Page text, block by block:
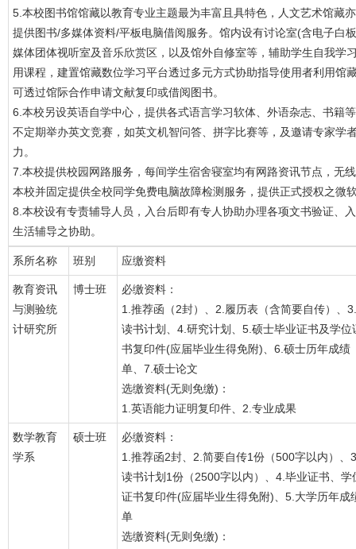
5.本校图书馆馆藏以教育专业主题最为丰富且具特色，人文艺术馆藏
提供图书/多媒体资料/平板电脑借阅服务。馆内设有讨论室(含电子白
媒体团体视听室及音乐欣赏区，以及馆外自修室等，辅助学生自我学
用课程，建置馆藏数位学习平台透过多元方式协助指导使用者利用馆
可透过馆际合作申请文献复印或借阅图书。
6.本校另设英语自学中心，提供各式语言学习软体、外语杂志、书籍
不定期举办英文竞赛，如英文机智问答、拼字比赛等，及邀请专家学
力。
7.本校提供校园网路服务，每间学生宿舍寝室均有网路资讯节点，无
本校并固定提供全校同学免费电脑故障检测服务，提供正式授权之微
8.本校设有专责辅导人员，入台后即有专人协助办理各项文书验证、
生活辅导之协助。
系所名称 班别 应缴资料
教育资讯
与测验统
计研究所
博士班
必缴资料：
1.推荐函（2封）、2.履历表（含简要自传）、3.
读书计划、4.研究计划、5.硕士毕业证书及学位
书复印件(应届毕业生得免附)、6.硕士历年成绩
单、7.硕士论文
选缴资料(无则免缴)：
1.英语能力证明复印件、2.专业成果
数学教育
学系
硕士班
必缴资料：
1.推荐函2封、2.简要自传1份（500字以内）、
读书计划1份（2500字以内）、4.毕业证书、学
证书复印件(应届毕业生得免附)、5.大学历年成
单
选缴资料(无则免缴)：